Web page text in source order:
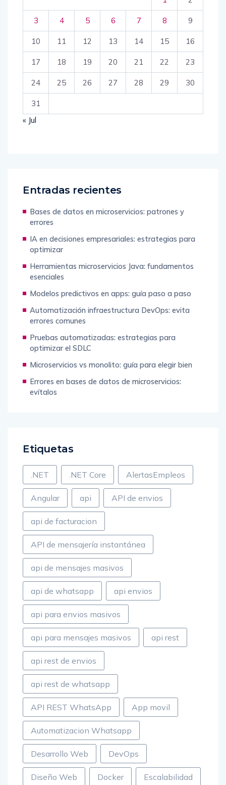
3 4 5 6 7 8 9
10 11 12 13 14 15 16
17 18 19 20 21 22 23
24 25 26 27 28 29 30
31
« Jul
Entradas recientes
Bases de datos en microservicios: patrones y
errores
IA en decisiones empresariales: estrategias para
optimizar
Herramientas microservicios Java: fundamentos
esenciales
Modelos predictivos en apps: guía paso a paso
Automatización infraestructura DevOps: evita
errores comunes
Pruebas automatizadas: estrategias para
optimizar el SDLC
Microservicios vs monolito: guía para elegir bien
Errores en bases de datos de microservicios:
evítalos
Etiquetas
.NET .NET Core AlertasEmpleos
Angular api API de envios
api de facturacion
API de mensajería instantánea
api de mensajes masivos
api de whatsapp api envios
api para envios masivos
api para mensajes masivos api rest
api rest de envios
api rest de whatsapp
API REST WhatsApp App movil
Automatizacion Whatsapp
Desarrollo Web DevOps
Diseño Web Docker Escalabilidad